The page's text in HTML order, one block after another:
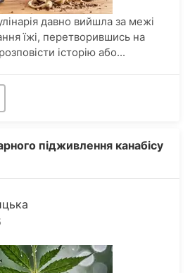
давно вийшла за межі
їжі, перетворившись на
історію або...
підживлення канабісу